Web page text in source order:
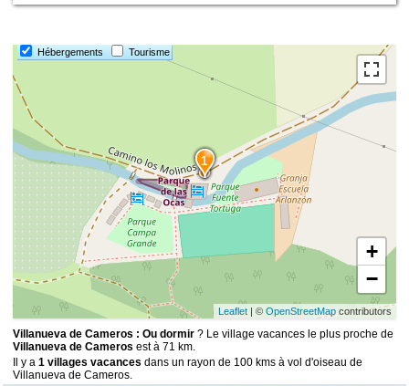
Hébergements Tourisme
1
+
−
Leaflet| © OpenStreetMapcontributors
Villanueva de Cameros : Ou dormir ? Le village vacances le plus proche de
Villanueva de Cameros est à 71 km.
Il y a1 villages vacances dans un rayon de 100 kms à vol d'oiseau de
Villanueva de Cameros.